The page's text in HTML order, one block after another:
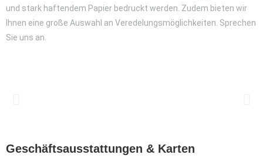
und stark haftendem Papier bedruckt werden. Zudem bieten wir
Ihnen eine große Auswahl an Veredelungsmöglichkeiten. Sprechen
Sie uns an.
Geschäftsausstattungen & Karten